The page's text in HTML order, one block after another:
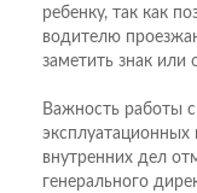
ребенку, так как
водителю
заметить знак или
Важность работы
эксплуатационных
внутренних дел
генерального